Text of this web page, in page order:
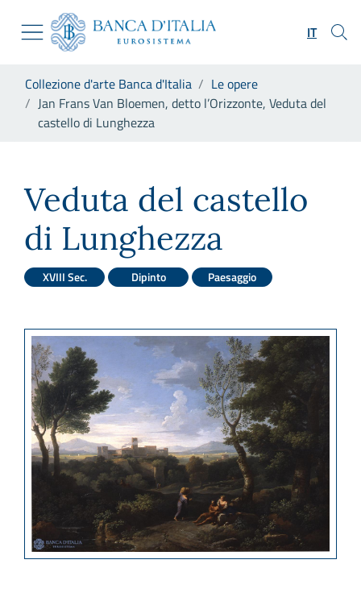
Skip to Main Content
Vai al sito istituzionale
Vai al menu di navigazione
Vai alla ricerca
Vai al footer
IT
Collezione d'arte Banca d'Italia
Le opere
Jan Frans Van Bloemen, detto l’Orizzonte, Veduta del
castello di Lunghezza
Veduta del castello
di Lunghezza
XVIII Sec. Dipinto Paesaggio